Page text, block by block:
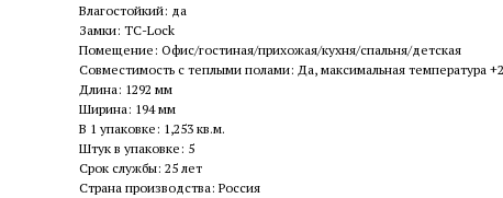
Влагостойкий: да
Замки: TC-Lock
Помещение: Офис/гостиная/прихожая/кухня/спальня/детская
Совместимость с теплыми полами: Да, максимальная температура
Длина: 1292 мм
Ширина: 194 мм
В 1 упаковке: 1,253 кв.м.
Штук в упаковке: 5
Срок службы: 25 лет
Страна производства: Россия